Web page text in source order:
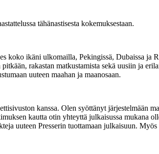
tähänastisesta kokemuksestaan.
koko ikäni ulkomailla, Pekingissä, Dubaissa ja
rakastan matkustamista sekä uusiin ja
uuteen maahan ja maanosaan.
kanssa. Olen syöttänyt järjestelmään
kautta otin yhteyttä julkaisussa mukana
uuteen Presserin tuottamaan julkaisuun.